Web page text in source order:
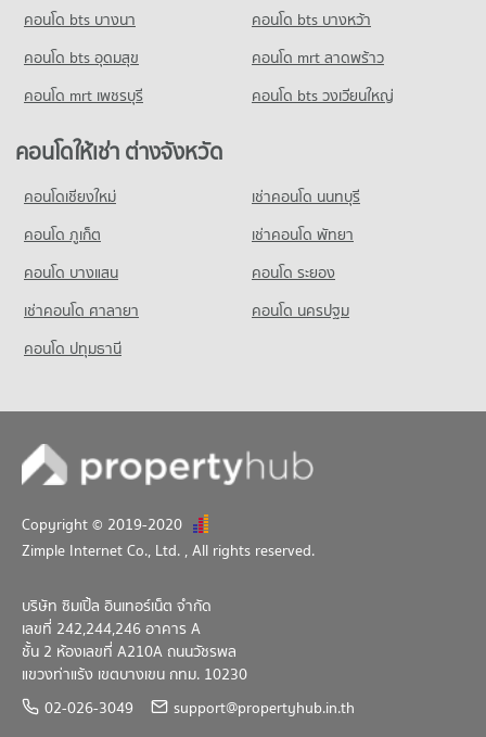
คอนโด bts บางนา
คอนโด bts บางหว้า
คอนโด bts อุดมสุข
คอนโด mrt ลาดพร้าว
คอนโด mrt เพชรบุรี
คอนโด bts วงเวียนใหญ่
คอนโดให้เช่า ต่างจังหวัด
คอนโดเชียงใหม่
เช่าคอนโด นนทบุรี
คอนโด ภูเก็ต
เช่าคอนโด พัทยา
คอนโด บางแสน
คอนโด ระยอง
เช่าคอนโด ศาลายา
คอนโด นครปฐม
คอนโด ปทุมธานี
Copyright © 2019-2020
Zimple Internet Co., Ltd. , All rights reserved.
บริษัท ซิมเปิ้ล อินเทอร์เน็ต จำกัด
เลขที่ 242,244,246 อาคาร A
ชั้น 2 ห้องเลขที่ A210A ถนนวัชรพล
แขวงท่าแร้ง เขตบางเขน กทม. 10230
02-026-3049
support@propertyhub.in.th